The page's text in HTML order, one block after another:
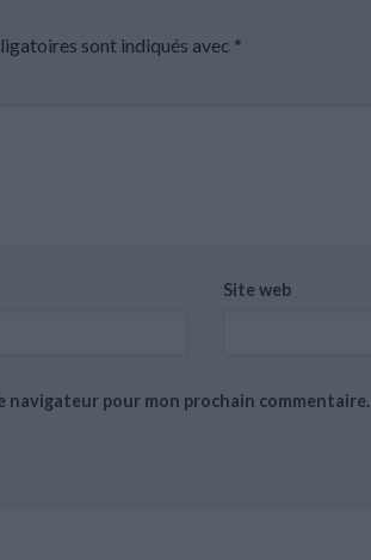
sont indiqués avec *
Site web
navigateur pour mon prochain commentaire.